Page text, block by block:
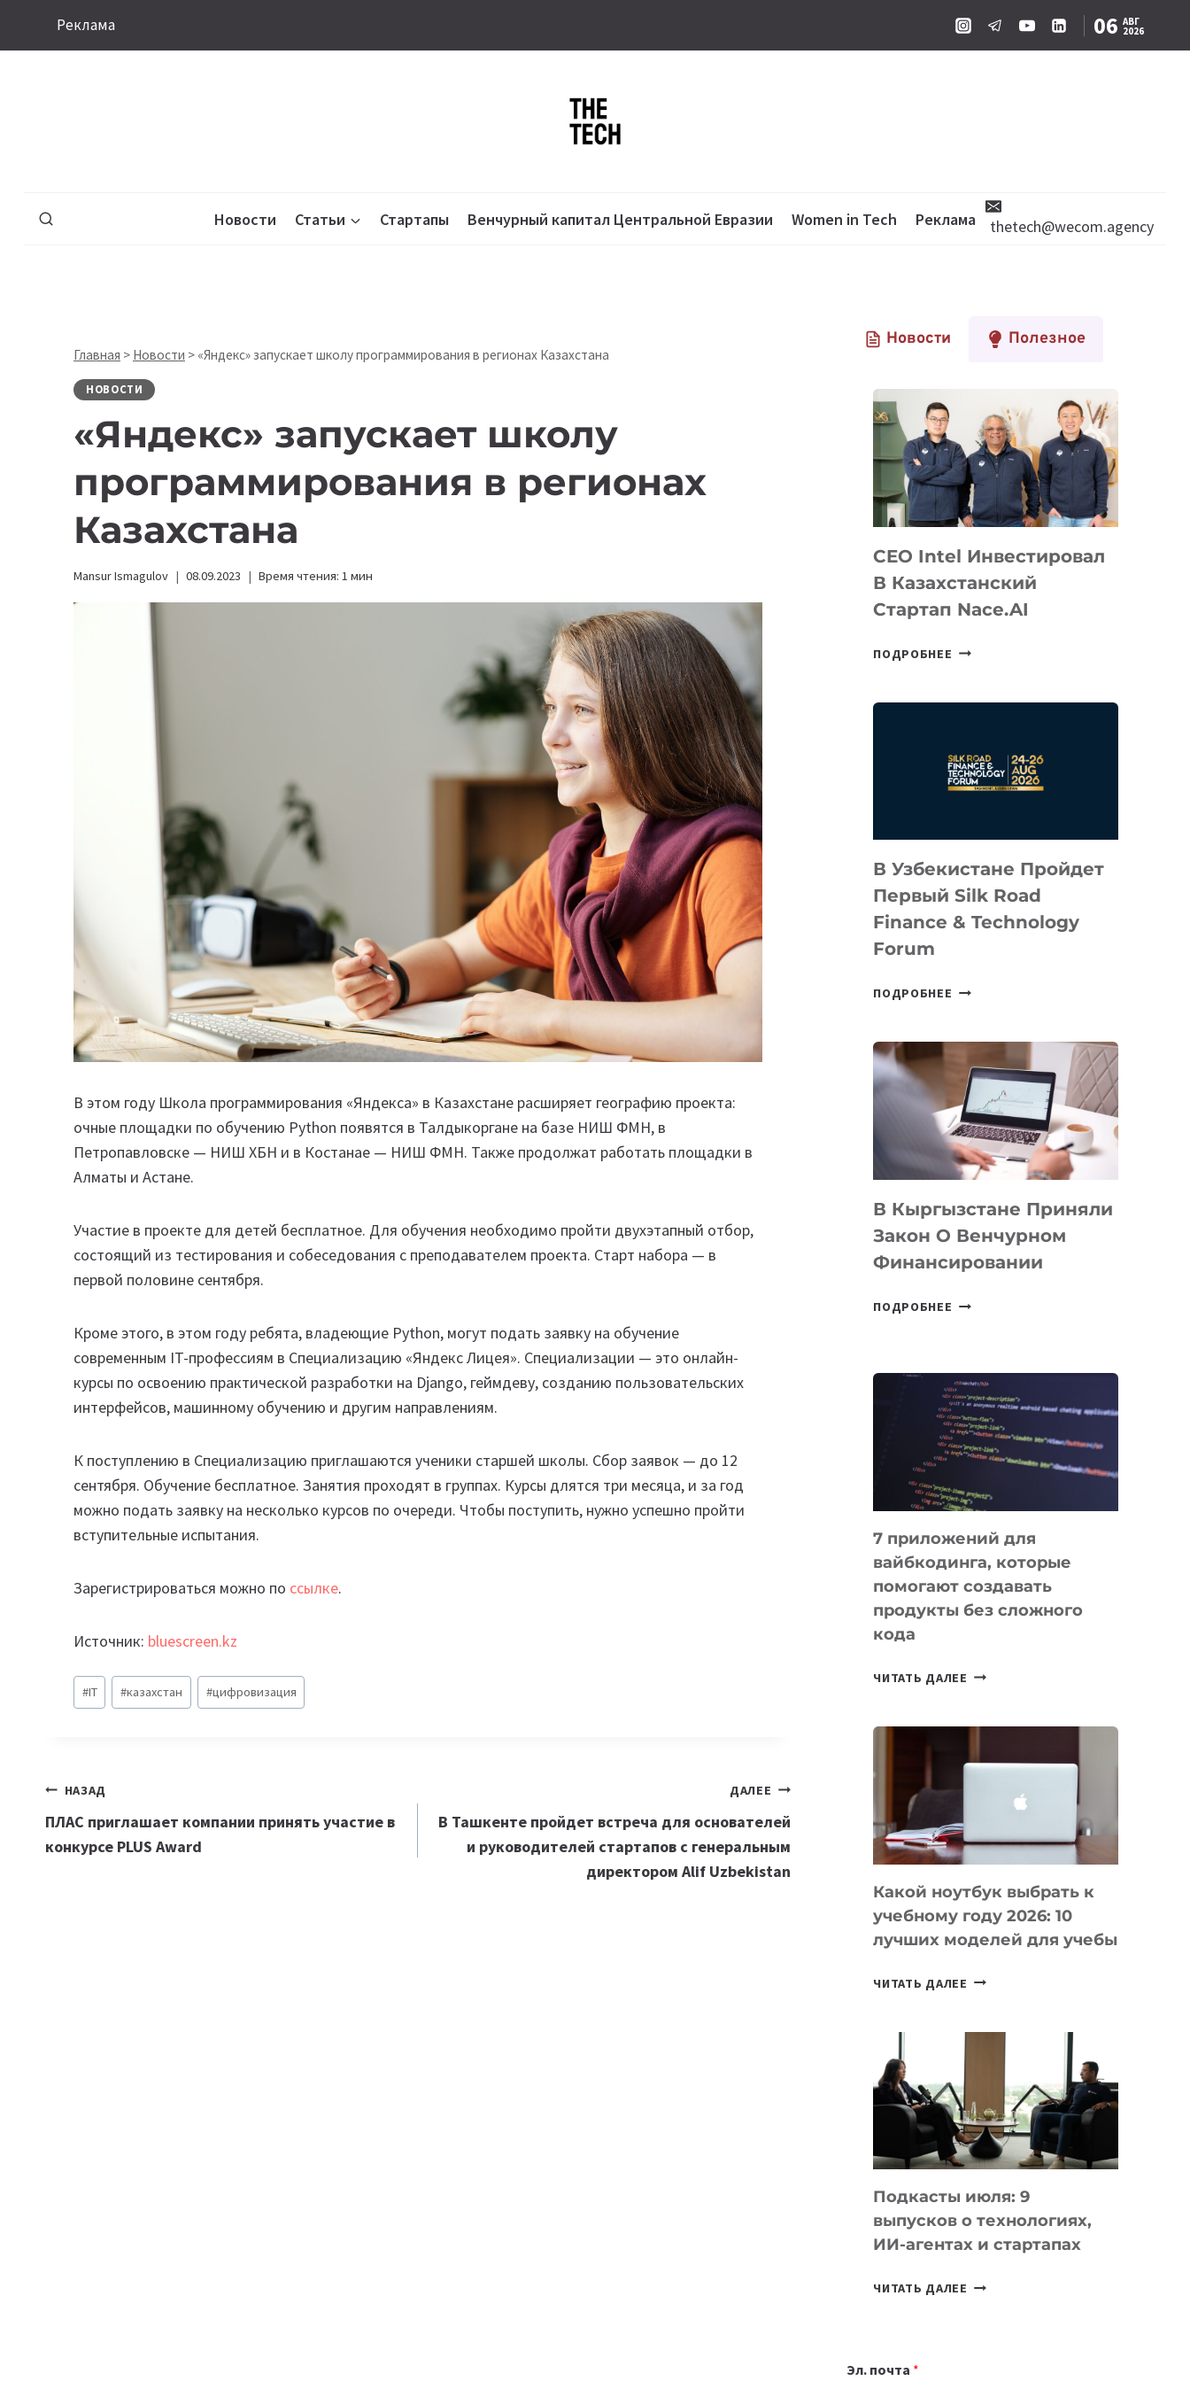
Реклама 06 АВГ
2026
Новости Статьи Стартапы Венчурный капитал Центральной Евразии Women in Tech Реклама thetech@wecom.agency
Главная > Новости > «Яндекс» запускает школу программирования в регионах Казахстана
НОВОСТИ
«Яндекс» запускает школу
программирования в регионах
Казахстана
Mansur Ismagulov 08.09.2023 Время чтения: 1 мин
В этом году Школа программирования «Яндекса» в Казахстане расширяет географию проекта:
очные площадки по обучению Python появятся в Талдыкоргане на базе НИШ ФМН, в
Петропавловске — НИШ ХБН и в Костанае — НИШ ФМН. Также продолжат работать площадки в
Алматы и Астане.
Участие в проекте для детей бесплатное. Для обучения необходимо пройти двухэтапный отбор,
состоящий из тестирования и собеседования с преподавателем проекта. Старт набора — в
первой половине сентября.
Кроме этого, в этом году ребята, владеющие Python, могут подать заявку на обучение
современным IT-профессиям в Специализацию «Яндекс Лицея». Специализации — это онлайн-
курсы по освоению практической разработки на Django, геймдеву, созданию пользовательских
интерфейсов, машинному обучению и другим направлениям.
К поступлению в Специализацию приглашаются ученики старшей школы. Сбор заявок — до 12
сентября. Обучение бесплатное. Занятия проходят в группах. Курсы длятся три месяца, и за год
можно подать заявку на несколько курсов по очереди. Чтобы поступить, нужно успешно пройти
вступительные испытания.
Зарегистрироваться можно по ссылке.
Источник: bluescreen.kz
Метки
записи:
#IT #казахстан #цифровизация
Навигация
по
НАЗАД
ПЛАС приглашает компании принять участие в
конкурсе PLUS Award
ДАЛЕЕ
В Ташкенте пройдет встреча для основателей
и руководителей стартапов с генеральным
директоромAlif Uzbekistan
Новости Полезное
CEO Intel Инвестировал
В Казахстанский
Стартап Nace.AI
ПОДРОБНЕЕ CEO
СТАРТАП
NACE.AI
В Узбекистане Пройдет
Первый Silk Road
Finance & Technology
Forum
ПОДРОБНЕЕ
SILK
ROAD
FINANCE
&
TECHNOLOGY
В Кыргызстане Приняли
Закон О Венчурном
Финансировании
ПОДРОБНЕЕ
О
ВЕНЧУРНОМ
ФИНАНСИРОВАНИИ
7 приложений для
вайбкодинга, которые
помогают создавать
продукты без сложного
кода
ЧИТАТЬ ДАЛЕЕ 7
КОТОРЫЕ
СОЗДАВАТЬ
БЕЗ
КОДА
Какой ноутбук выбрать к
учебному году 2026: 10
лучших моделей для учебы
ЧИТАТЬ ДАЛЕЕ КАКОЙ
2026:
10
ЛУЧШИХ
ДЛЯ
УЧЕБЫ
Подкасты июля: 9
выпусков о технологиях,
ИИ-агентах и стартапах
ЧИТАТЬ ДАЛЕЕ ПОДКАСТЫ
Эл. почта *